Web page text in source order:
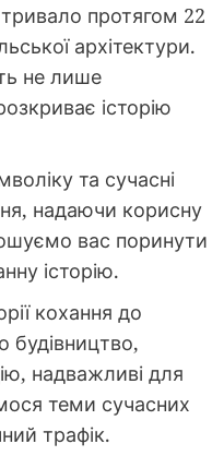
протягом 22
архітектури.
не лише
історію
та сучасні
надаючи корисну
вас поринути
історію.
кохання до
будівництво,
надважливі для
теми сучасних
трафік.